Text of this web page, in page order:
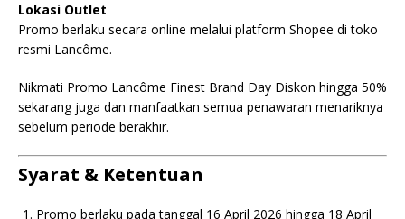
Lokasi Outlet
Promo berlaku secara online melalui platform Shopee di toko
resmi Lancôme.
Nikmati Promo Lancôme Finest Brand Day Diskon hingga 50%
sekarang juga dan manfaatkan semua penawaran menariknya
sebelum periode berakhir.
Syarat & Ketentuan
Promo berlaku pada tanggal 16 April 2026 hingga 18 April